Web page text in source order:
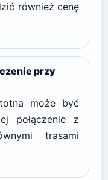
również cenę
przy
może być
połączenie z
trasami